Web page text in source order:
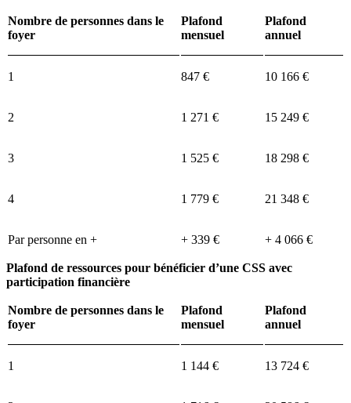
Nombre de personnes dans le
foyer
Plafond
mensuel
Plafond
annuel
1 847 € 10 166 €
2 1 271 € 15 249 €
3 1 525 € 18 298 €
4 1 779 € 21 348 €
Par personne en + + 339 € + 4 066 €
Plafond de ressources pour bénéficier d’une CSS avec
participation financière
Nombre de personnes dans le
foyer
Plafond
mensuel
Plafond
annuel
1 1 144 € 13 724 €